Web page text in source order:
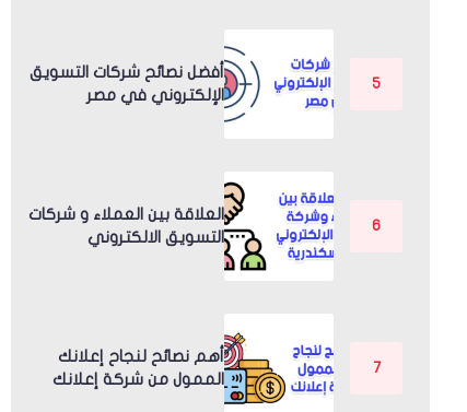
أفضل نصائح شركات التسويق
الإلكتروني في مصر
العلاقة بين العملاء و شركات
التسويق الالكتروني
أهم نصائح لنجاح إعلانك
الممول من شركة إعلانك